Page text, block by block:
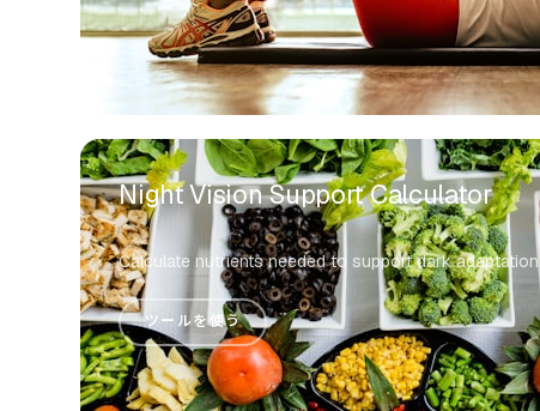
Night Vision Support Calculator
Calculate nutrients needed to support dark
ツールを使う